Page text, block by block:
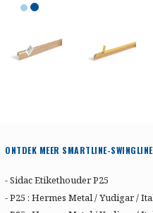
ONTDEK MEER SMARTLINE-SWINGLINE
- Sidac Etikethouder P25
- P25 : Hermes Metal / Yudigar /